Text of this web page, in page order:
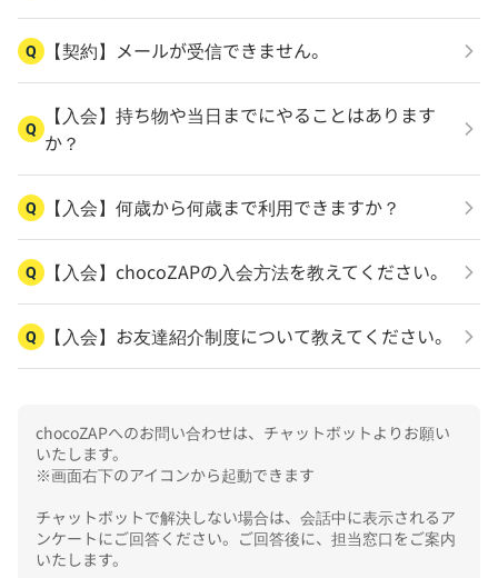
Q 【契約】メールが受信できません。
Q
【入会】持ち物や当日までにやることはあります
か？
Q 【入会】何歳から何歳まで利用できますか？
Q 【入会】chocoZAPの入会方法を教えてください。
Q 【入会】お友達紹介制度について教えてください。
chocoZAPへのお問い合わせは、チャットボットよりお願い
いたします。
※画面右下のアイコンから起動できます
チャットボットで解決しない場合は、会話中に表示されるア
ンケートにご回答ください。ご回答後に、担当窓口をご案内
いたします。